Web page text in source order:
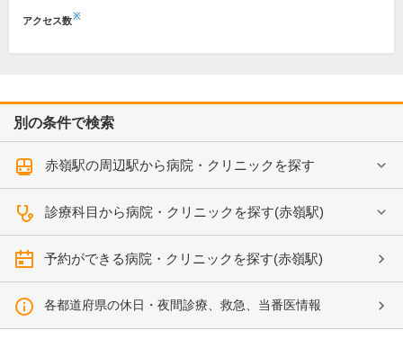
アクセス数※
別の条件で検索
赤嶺駅の周辺駅から病院・クリニックを探す
診療科目から病院・クリニックを探す(赤嶺駅)
予約ができる病院・クリニックを探す(赤嶺駅)
各都道府県の休日・夜間診療、救急、当番医情報